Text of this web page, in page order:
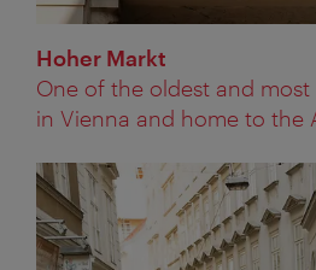
Hoher Markt
One of the oldest and most
in Vienna and home to the